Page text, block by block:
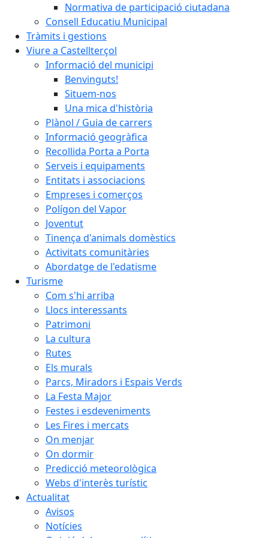
Normativa de participació ciutadana
Consell Educatiu Municipal
Tràmits i gestions
Viure a Castellterçol
Informació del municipi
Benvinguts!
Situem-nos
Una mica d'història
Plànol / Guia de carrers
Informació geogràfica
Recollida Porta a Porta
Serveis i equipaments
Entitats i associacions
Empreses i comerços
Polígon del Vapor
Joventut
Tinença d'animals domèstics
Activitats comunitàries
Abordatge de l'edatisme
Turisme
Com s'hi arriba
Llocs interessants
Patrimoni
La cultura
Rutes
Els murals
Parcs, Miradors i Espais Verds
La Festa Major
Festes i esdeveniments
Les Fires i mercats
On menjar
On dormir
Predicció meteorològica
Webs d'interès turístic
Actualitat
Avisos
Notícies